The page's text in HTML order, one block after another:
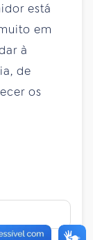
está
em
à
de
os